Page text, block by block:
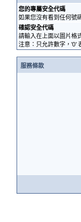
您的專屬安全代碼
如果您沒有看到任何號
確認安全代碼
請輸入在上面以圖片格
注意：只允許數字，'0'
服務條款